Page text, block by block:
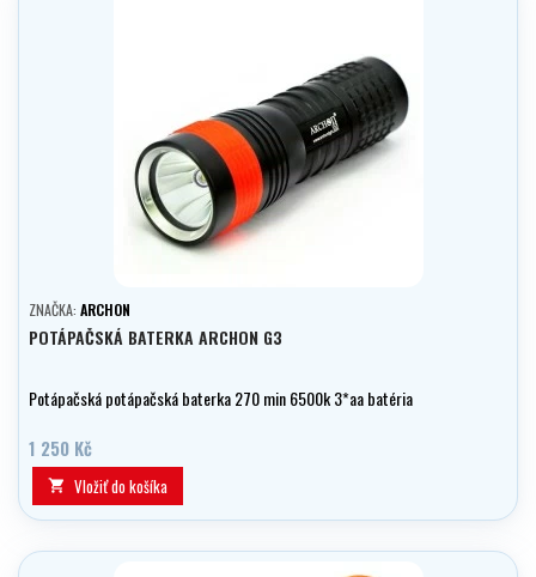
ZNAČKA: ARCHON
POTÁPAČSKÁ BATERKA ARCHON G3
Potápačská potápačská baterka 270 min 6500k 3*aa batéria
1 250 Kč
 Vložiť do košíka